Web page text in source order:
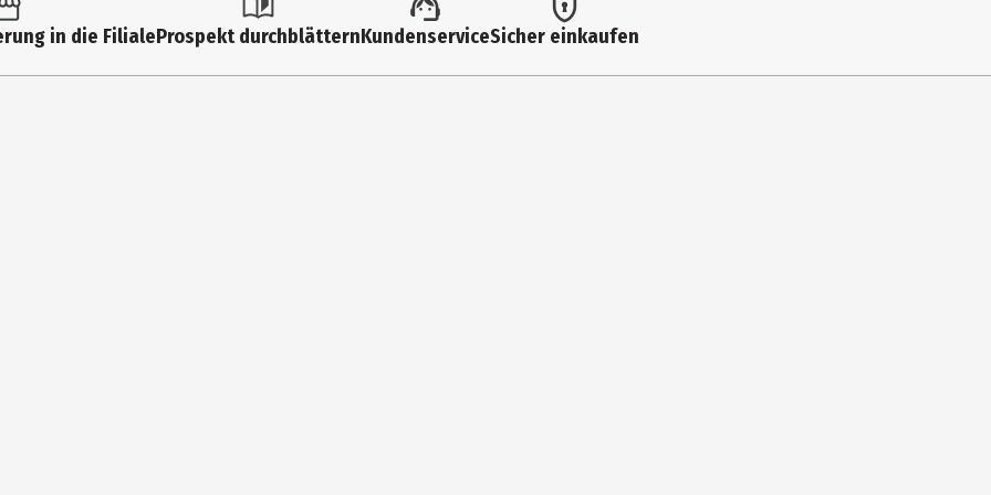
in die FilialeProspekt durchblätternKundenserviceSicher einkaufen